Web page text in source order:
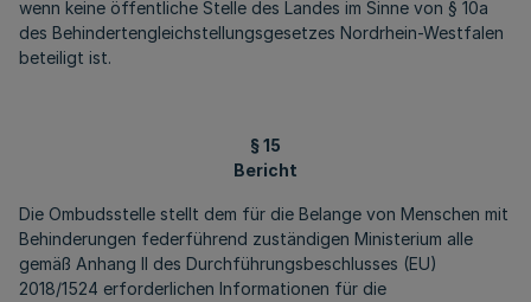
wenn keine öffentliche Stelle des Landes im Sinne von § 10a
des Behindertengleichstellungsgesetzes Nordrhein-Westfalen
beteiligt ist.
§ 15
Bericht
Die Ombudsstelle stellt dem für die Belange von Menschen mit
Behinderungen federführend zuständigen Ministerium alle
gemäß Anhang II des Durchführungsbeschlusses (EU)
2018/1524 erforderlichen Informationen für die